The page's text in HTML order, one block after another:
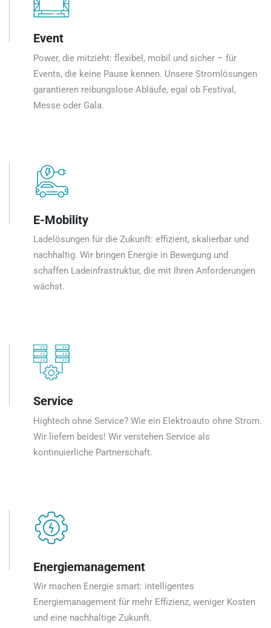
Event
Power, die mitzieht: flexibel, mobil und sicher – für
Events, die keine Pause kennen. Unsere Stromlösungen
garantieren reibungslose Abläufe, egal ob Festival,
Messe oder Gala.
E-Mobility
Ladelösungen für die Zukunft: effizient, skalierbar und
nachhaltig. Wir bringen Energie in Bewegung und
schaffen Ladeinfrastruktur, die mit Ihren Anforderungen
wächst.
Service
Hightech ohne Service? Wie ein Elektroauto ohne Strom.
Wir liefern beides! Wir verstehen Service als
kontinuierliche Partnerschaft.
Energiemanagement
Wir machen Energie smart: intelligentes
Energiemanagement für mehr Effizienz, weniger Kosten
und eine nachhaltige Zukunft.